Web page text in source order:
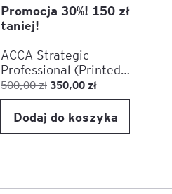
Promocja 30%! 150 zł
taniej!
ACCA Strategic
Professional (Printed
Version)
500,00zł Pierwotna
cena
wynosiła:
500,00 zł.
350,00 złAktualna
cena
wynosi:
350,00 zł.
Dodaj do koszyka